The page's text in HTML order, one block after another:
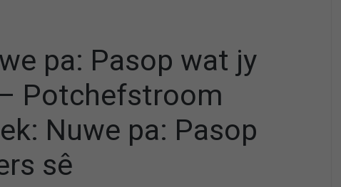
pa: Pasop wat jy
Potchefstroom
Nuwe pa: Pasop
sê